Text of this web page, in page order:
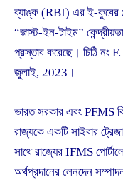
ব্যাঙ্ক (RBI) এর ই-কুবের
“জাস্ট-ইন-টাইম”
প্রস্তাব করেছে। চিঠি
জুলাই, 2023।
ভারত সরকার এবং PFMS
রাজ্যকে একটি সাইবার
সাথে রাজ্যের IFMS
অর্থপ্রদানের লেনদেন